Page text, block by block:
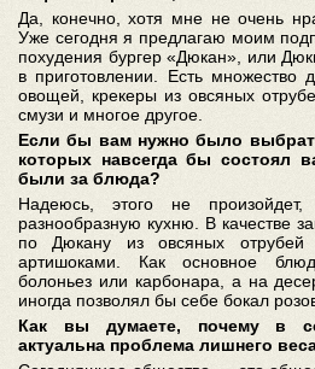
Да, конечно, хотя мне не очень
Уже сегодня я предлагаю моим
похудения бургер «Дюкан», или
в приготовлении. Есть множество
овощей, крекеры из овсяных
смузи и многое другое.
Если бы вам нужно было
которых навсегда бы состоял
были за блюда?
Надеюсь, этого не
разнообразную кухню. В качестве
по Дюкану из овсяных
артишоками. Как основное
болоньез или карбонара, а на
иногда позволял бы себе бокал
Как вы думаете, почему в
актуальна проблема лишнего